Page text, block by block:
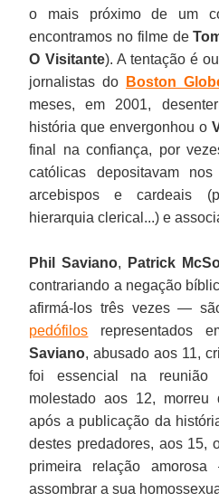
o mais próximo de um
encontramos no filme de
O Visitante). A tentação é
jornalistas do
Boston
meses, em 2001,
história que envergonhou o
final na confiança, por
católicas depositavam
arcebispos e cardeais
hierarquia clerical...) e
Phil Saviano, Patrick
contrariando a negação
afirmá-los três vezes —
pedófilos representados
Saviano, abusado aos 11,
foi essencial na reunião
molestado aos 12,
após a publicação da
destes predadores, aos 15,
primeira relação
assombrar a sua